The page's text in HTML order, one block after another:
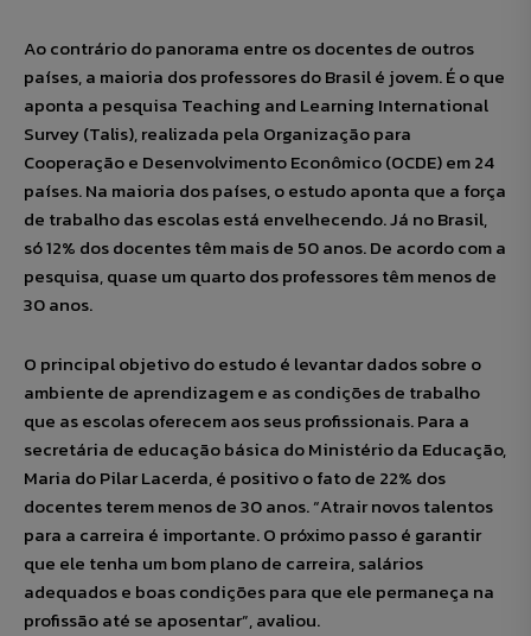
Ao contrário do panorama entre os docentes de outros
países, a maioria dos professores do Brasil é jovem. É o que
aponta a pesquisa Teaching and Learning International
Survey (Talis), realizada pela Organização para
Cooperação e Desenvolvimento Econômico (OCDE) em 24
países. Na maioria dos países, o estudo aponta que a força
de trabalho das escolas está envelhecendo. Já no Brasil,
só 12% dos docentes têm mais de 50 anos. De acordo com a
pesquisa, quase um quarto dos professores têm menos de
30 anos.
O principal objetivo do estudo é levantar dados sobre o
ambiente de aprendizagem e as condições de trabalho
que as escolas oferecem aos seus profissionais. Para a
secretária de educação básica do Ministério da Educação,
Maria do Pilar Lacerda, é positivo o fato de 22% dos
docentes terem menos de 30 anos. “Atrair novos talentos
para a carreira é importante. O próximo passo é garantir
que ele tenha um bom plano de carreira, salários
adequados e boas condições para que ele permaneça na
profissão até se aposentar”, avaliou.